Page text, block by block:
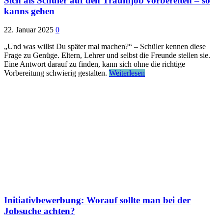
kanns gehen
22. Januar 2025 0
„Und was willst Du später mal machen?“ – Schüler kennen diese
Frage zu Genüge. Eltern, Lehrer und selbst die Freunde stellen sie.
Eine Antwort darauf zu finden, kann sich ohne die richtige
Vorbereitung schwierig gestalten. Weiterlesen
Initiativbewerbung: Worauf sollte man bei der
Jobsuche achten?